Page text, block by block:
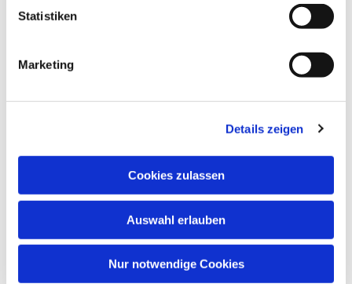
Statistiken
Marketing
Details zeigen
Cookies zulassen
Auswahl erlauben
Nur notwendige Cookies
können:
Wiedereintrittstelle Bottrop
in der Martinskirche
jeden 1. Samstag im Monat 10:30 -